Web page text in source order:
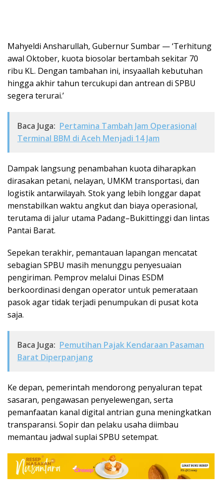
Mahyeldi Ansharullah, Gubernur Sumbar — ‘Terhitung
awal Oktober, kuota biosolar bertambah sekitar 70
ribu KL. Dengan tambahan ini, insyaallah kebutuhan
hingga akhir tahun tercukupi dan antrean di SPBU
segera terurai.’
Baca Juga: Pertamina Tambah Jam Operasional
Terminal BBM di Aceh Menjadi 14 Jam
Dampak langsung penambahan kuota diharapkan
dirasakan petani, nelayan, UMKM transportasi, dan
logistik antarwilayah. Stok yang lebih longgar dapat
menstabilkan waktu angkut dan biaya operasional,
terutama di jalur utama Padang–Bukittinggi dan lintas
Pantai Barat.
Sepekan terakhir, pemantauan lapangan mencatat
sebagian SPBU masih menunggu penyesuaian
pengiriman. Pemprov melalui Dinas ESDM
berkoordinasi dengan operator untuk pemerataan
pasok agar tidak terjadi penumpukan di pusat kota
saja.
Baca Juga: Pemutihan Pajak Kendaraan Pasaman
Barat Diperpanjang
Ke depan, pemerintah mendorong penyaluran tepat
sasaran, pengawasan penyelewengan, serta
pemanfaatan kanal digital antrian guna meningkatkan
transparansi. Sopir dan pelaku usaha diimbau
memantau jadwal suplai SPBU setempat.